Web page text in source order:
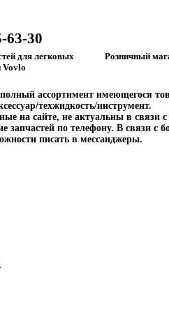
63-30
для легковых
Vovlo
Розничный
ассортимент имеющегося
техжидкость/инструмент.
на сайте, не актуальны в связи
запчастей по телефону. В связи с
писать в мессанджеры.